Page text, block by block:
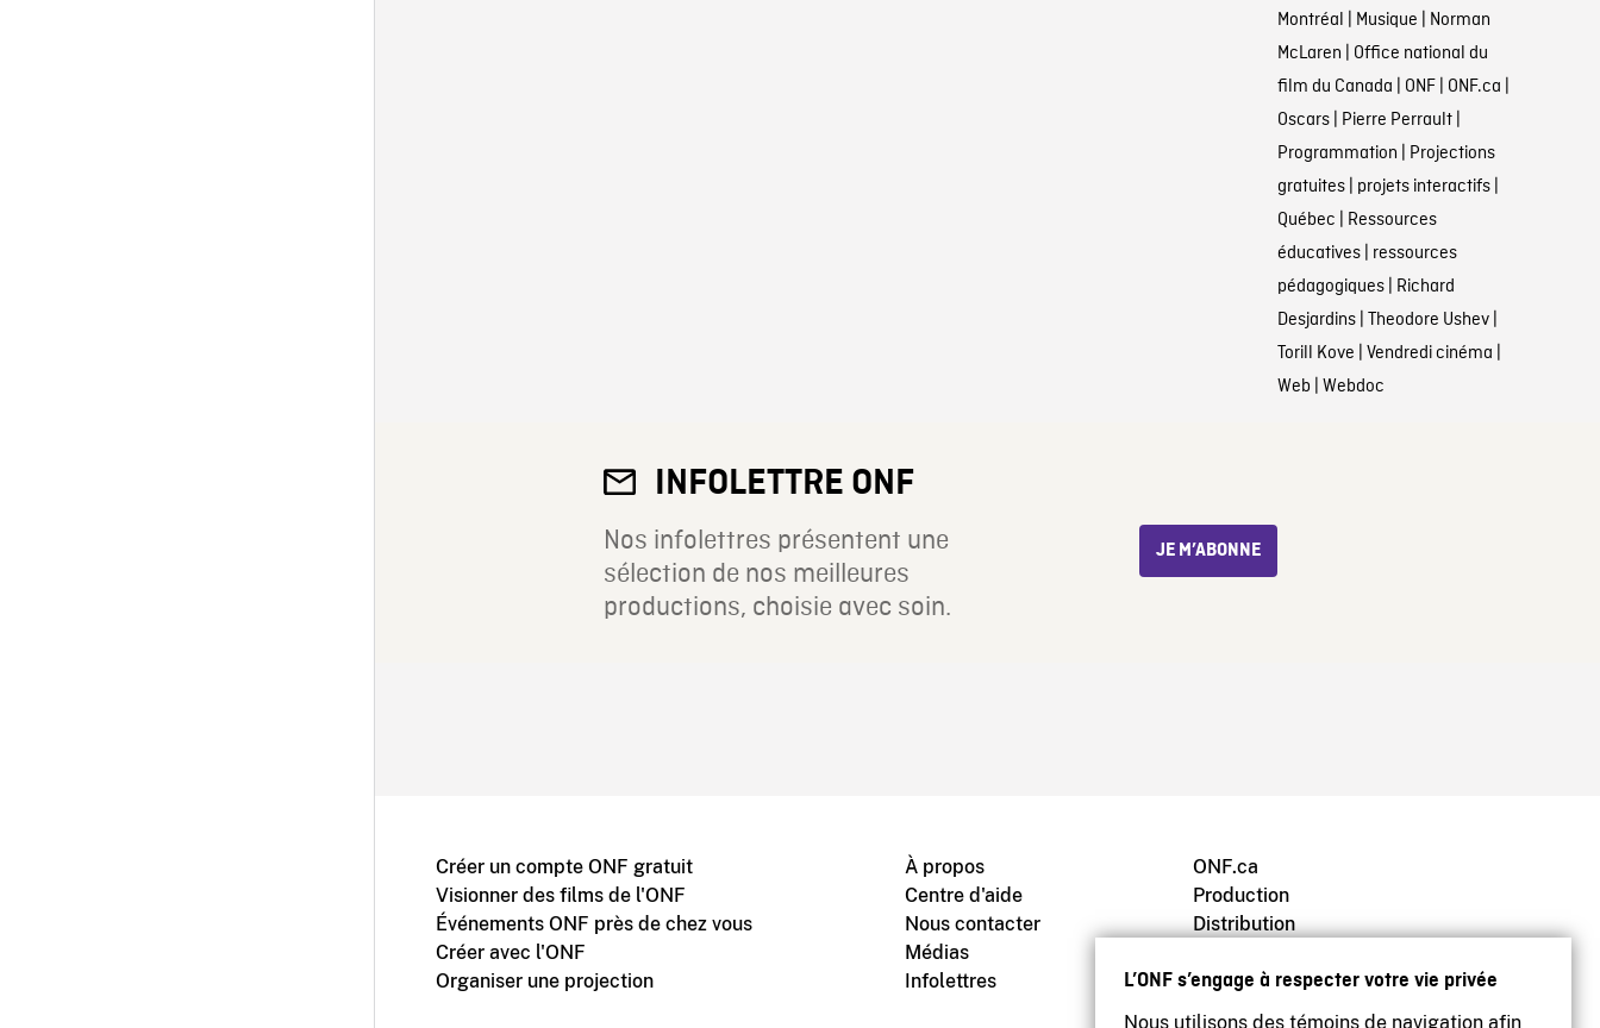
L’ONF s’engage à respecter votre vie privée
Nous utilisons des témoins de navigation afin
Montréal | Musique | Norman
McLaren | Office national du
film du Canada | ONF| ONF.ca |
Oscars| Pierre Perrault|
Programmation | Projections
gratuites| projets interactifs|
Québec | Ressources
éducatives| ressources
pédagogiques| Richard
Desjardins| Theodore Ushev|
Torill Kove | Vendredi cinéma |
Web | Webdoc
INFOLETTRE ONF
Nos infolettres présentent une
sélection de nos meilleures
productions, choisie avec soin.
JE M’ABONNE
Créer un compte ONF gratuit
Visionner des films de l'ONF
Événements ONF près de chez vous
Créer avec l'ONF
Organiser une projection
À propos
Centre d'aide
Nous contacter
Médias
Infolettres
ONF.ca
Production
Distribution
Archives